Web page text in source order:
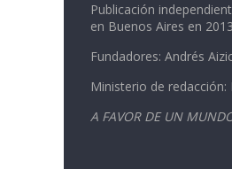
Publicación
en Buenos Aires en
Fundadores: Andrés
Ministerio de
A FAVOR DE UN